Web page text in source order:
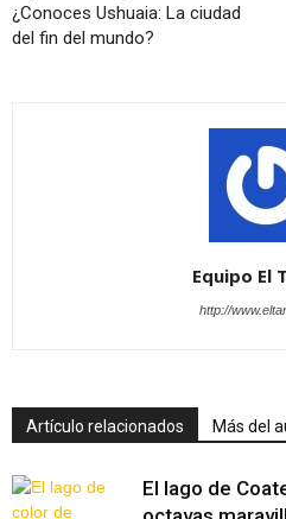
¿Conoces Ushuaia: La ciudad
del fin del mundo?
Equipo El
http://
Artículo relacionados Más del
El lago de